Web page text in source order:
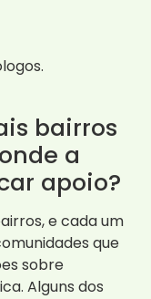
bairros
a
apoio?
e cada um
que
sobre
Alguns dos